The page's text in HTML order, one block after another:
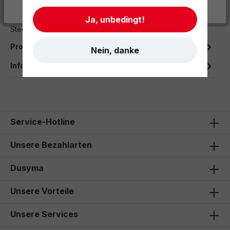
Das Regenbogenbrett und die Steckbretter eignen sich
hervorragend für alles was sich rund ums Sortieren, Legen,
Stecken und…
Produktdaten
Informationen und Hinweise
Service-Hotline
Unsere Bezahlarten
Dusyma
Unsere Vorteile
Unsere Services
- Impressum - AGB - Datenschutz
Ja, unbedingt!
Nein, danke